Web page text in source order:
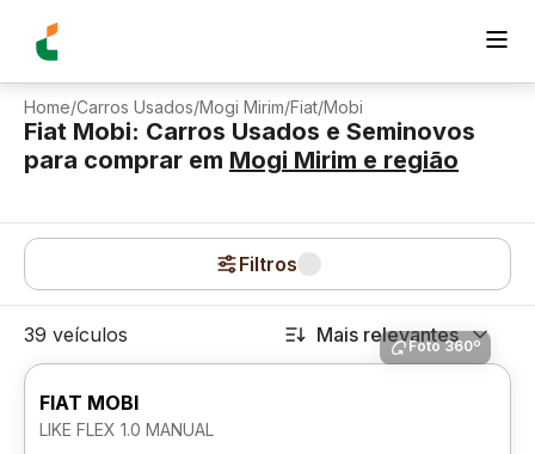
Home/Carros Usados/Mogi Mirim/Fiat/Mobi
Fiat Mobi: Carros Usados e Seminovos
para comprar em Mogi Mirim e região
Filtros
39 veículos Mais relevantes
Foto 360º
FIAT MOBI
LIKE FLEX 1.0 MANUAL